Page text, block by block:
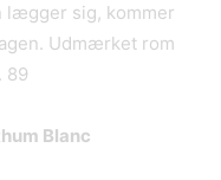
lægger sig, kommer
Udmærket rom
89
Blanc